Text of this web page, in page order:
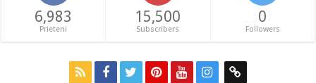
6,983
Prieteni
15,500
Subscribers
0
Followers